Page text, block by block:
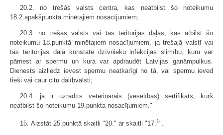
20.2. no trešās valsts centra, kas neatbilst šo noteikumu
18.2.apakšpunktā minētajiem nosacījumiem;
20.3. no trešās valsts vai tās teritorijas daļas, kas atbilst šo
noteikumu 18.punktā minētajiem nosacījumiem, ja trešajā valstī vai
tās teritorijas daļā konstatē dzīvnieku infekcijas slimību, kuru var
pārnest ar spermu un kura var apdraudēt Latvijas ganāmpulkus.
Dienests aizliedz ievest spermu neatkarīgi no tā, vai spermu ieved
tieši vai caur citu dalībvalsti;
20.4. ja ir uzrādīts veterinārais (veselības) sertifikāts, kurš
neatbilst šo noteikumu 19.punkta nosacījumiem."
15. Aizstāt 25.punktā skaitli "20." ar skaitli "17.1 ".